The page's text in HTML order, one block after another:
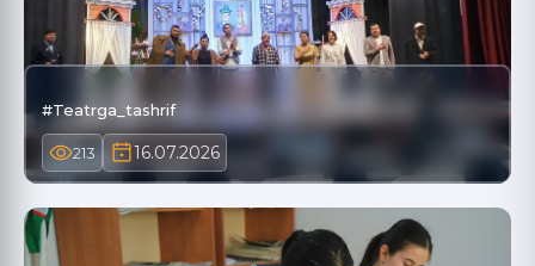
#Teatrga_tashrif
213 16.07.2026